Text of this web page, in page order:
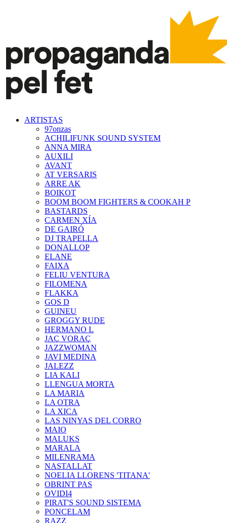
ARTISTAS
97onzas
ACHILIFUNK SOUND SYSTEM
ANNA MIRA
AUXILI
AVANT
AT VERSARIS
ARRE AK
BOIKOT
BOOM BOOM FIGHTERS & COOKAH P
BASTARDS
CARMEN XÍA
DE GAIRÓ
DJ TRAPELLA
DONALLOP
ELANE
FAIXA
FELIU VENTURA
FILOMENA
FLAKKA
GOS D
GUINEU
GROGGY RUDE
HERMANO L
JAÇ VORAÇ
JAZZWOMAN
JAVI MEDINA
JALEZZ
LIA KALI
LLENGUA MORTA
LA MARIA
LA OTRA
LA XICA
LAS NINYAS DEL CORRO
MAIO
MALUKS
MARALA
MILENRAMA
NASTALLAT
NOELIA LLORENS 'TITANA'
OBRINT PAS
OVIDI4
PIRAT'S SOUND SISTEMA
PONCELAM
RAZZ